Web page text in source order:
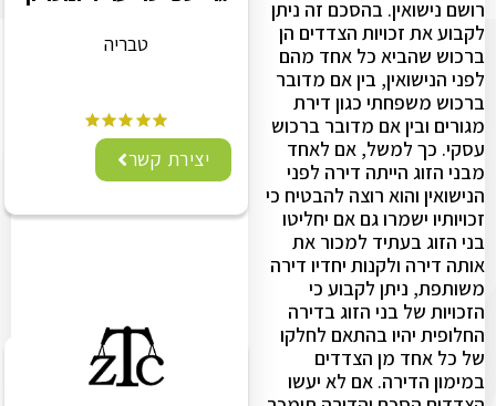
רושם נישואין. בהסכם זה ניתן
לקבוע את זכויות הצדדים הן
ברכוש שהביא כל אחד מהם
לפני הנישואין, בין אם מדובר
ברכוש משפחתי כגון דירת
מגורים ובין אם מדובר ברכוש
עסקי. כך למשל, אם לאחד
מבני הזוג הייתה דירה לפני
הנישואין והוא רוצה להבטיח כי
זכויותיו ישמרו גם אם יחליטו
בני הזוג בעתיד למכור את
אותה דירה ולקנות יחדיו דירה
משותפת, ניתן לקבוע כי
הזכויות של בני הזוג בדירה
החלופית יהיו בהתאם לחלקו
של כל אחד מן הצדדים
במימון הדירה. אם לא יעשו
טבריה
יצירת קשר